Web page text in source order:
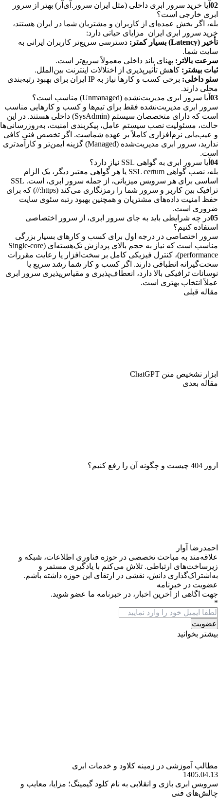
02 آیا خرید سرور ابری داخلی (مثل ایران سرور.آی‌آر) بهتر از سرور
ابری خارجی است؟
بله، اگر بخش عمده‌ای از کاربران و مشتریان شما در ایران هستند،
خرید سرور ابری ایران مزایای حیاتی دارد:
تأخیر (Latency) بسیار کمتر:
دسترسی سریع‌تر کاربران ایرانی به
سایت شما.
سرعت بالاتر: پهنای باند داخلی معمولاً سریع‌تر است.
ثبات بیشتر: کاهش تأثیرپذیری از اختلالات اینترنت بین‌الملل.
سئو داخلی:
برخی کسب و کارها نیاز به IP ایران برای بهبود رتبه‌بندی
محلی دارند.
03 آیا سرور ابری مدیریت‌نشده (Unmanaged) مناسب است؟
سرور ابری مدیریت‌نشده فقط برای تیم‌ها و کسب و کارهایی مناسب
است که دارای متخصصان سیستم (SysAdmin) داخلی هستند. در این
حالت، مسئولیت نصب سیستم عامل، پیکربندی امنیت، به‌روزرسانی‌ها
و عیب‌یابی نرم‌افزاری کاملاً بر عهده شماست. اگر تخصص فنی کافی
ندارید، سرور ابری مدیریت‌شده (Managed) گزینه ایمن‌تر و کارآمدتری
است.
04 آیا سرور ابری به گواهی SSL نیاز دارد؟
بله، نصب گواهی SSL certum یا هر گواهی معتبر دیگر، یک الزام
اساسی برای هر سرویس میزبانی، از جمله سرور ابری، است. SSL
ترافیک بین کاربر و سرور شما را رمزنگاری می‌کند (https://) که برای
حفظ امنیت داده‌های مشتریان و همچنین بهبود رتبه سئوی سایت
ضروری است.
05در چه شرایطی باید به جای سرور ابری، از سرور اختصاصی
استفاده کنیم؟
سرور اختصاصی در درجه اول برای کسب و کارهای بسیار بزرگی
مناسب است که نیاز به حجم بالای پردازش تک‌هسته‌ای (Single-core
performance)، کنترل فیزیکی کامل بر سخت‌افزار یا رعایت مقررات
سخت‌گیرانه انطباقی دارند. اگر کسب و کار شما رشد سریع یا
نوسانات ترافیکی بالا دارد، انعطاف‌پذیری و مقیاس‌پذیری سرور ابری
عملاً انتخاب بهتری است.
مقاله قبلی
ابزار تشخیص متن ‌ChatGPT
مقاله بعدی
ارور 404 چیست و چگونه آن را رفع کنیم؟
احمدرضا آوار
علاقه‌مند به مباحث تخصصی در حوزه فناوری اطلاعات، شبکه و
زیرساخت‌های ارتباطی. تلاش می‌کنم با یادگیری مستمر و
به‌اشتراک‌گذاری دانش، نقشی در ارتقای این حوزه داشته باشم.
عضویت در خبرنامه
جهت اگاهی از آخرین اخبار، در خبرنامه ما عضو شوید.
*
بیشتر بخوانید
مطالب آموزشی در زمینه کلاود و خدمات ابری
1405.04.13
سرویس ابری بازی و انقلابی به نام کلود گیمینگ؛ مزایا، معایب و
چالش‌های فنی